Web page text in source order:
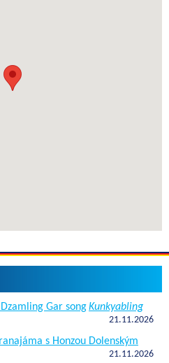
Gar songKunkyabling
21.11.2026
s Honzou Dolenským
21.11.2026